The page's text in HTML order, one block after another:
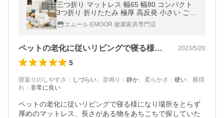
三つ折り マットレス 幅65 幅80 コンパクト
3つ折り 折りたたみ 極厚 高反発 小さい ごろ
寝 昼寝 キャンプ 車中泊 避難 子供 狭小住宅
来客 送料無料 エムール
エムール EMOOR 健康家具専門店
ペットの老化に従いリビングで寝る様にな… 2023/5/20
5
寝返りのしやすさ ： しづらい、 音鳴り ： 静か、 柔らかさ ： 硬い、 横揺
れ ： 非常に良い
ペットの老化に従いリビングで寝る様になり場所をとらず
厚めのマットレス、長さがある物をあちこちで探していた